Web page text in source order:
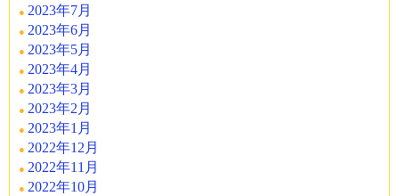
2023年7月
2023年6月
2023年5月
2023年4月
2023年3月
2023年2月
2023年1月
2022年12月
2022年11月
2022年10月